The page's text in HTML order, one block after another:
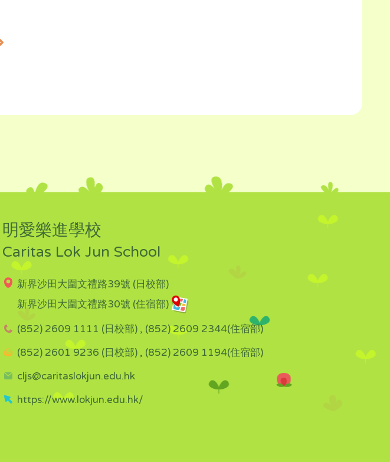
»
明愛樂進學校
Caritas Lok Jun School
新界沙田大圍文禮路39號 (日校部)
新界沙田大圍文禮路30號 (住宿部)
(852) 2609 1111 (日校部) , (852) 2609 2344(住宿部)
(852) 2601 9236 (日校部) , (852) 2609 1194(住宿部)
cljs@caritaslokjun.edu.hk
https://www.lokjun.edu.hk/